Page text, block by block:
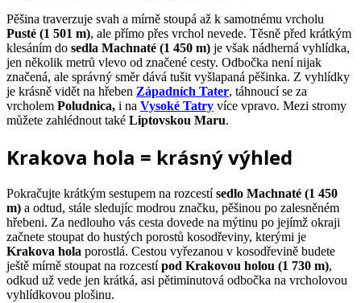
Pěšina traverzuje svah a mírně stoupá až k samotnému vrcholu
Pusté (1 501 m), ale přímo přes vrchol nevede. Těsně před krátkým
klesáním do sedla Machnaté (1 450 m) je však nádherná vyhlídka,
jen několik metrů vlevo od značené cesty. Odbočka není nijak
značená, ale správný směr dává tušit vyšlapaná pěšinka. Z vyhlídky
je krásně vidět na hřeben Západních Tater, táhnoucí se za
vrcholem Poludnica, i na Vysoké Tatry více vpravo. Mezi stromy
můžete zahlédnout také Liptovskou Maru.
Krakova hola = krásný výhled
Pokračujte krátkým sestupem na rozcestísedlo Machnaté (1 450
m) a odtud, stále sledujíc modrou značku, pěšinou po zalesněném
hřebeni. Za nedlouho vás cesta dovede na mýtinu po jejímž okraji
začnete stoupat do hustých porostů kosodřeviny, kterými je
Krakova hola porostlá. Cestou vyřezanou v kosodřevině budete
ještě mírně stoupat na rozcestípod Krakovou holou (1 730 m),
odkud už vede jen krátká, asi pětiminutová odbočka na vrcholovou
vyhlídkovou plošinu.